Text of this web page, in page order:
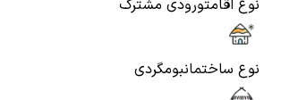
نوع اقامتورودی مشترک
نوع ساختمانبومگردی